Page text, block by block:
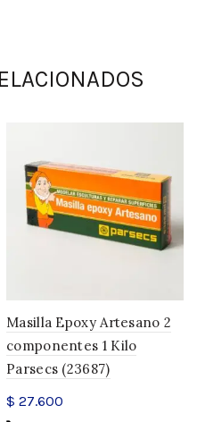
Masilla Epoxy Artesano 2
componentes 1 Kilo
Parsecs (23687)
$ 27.600